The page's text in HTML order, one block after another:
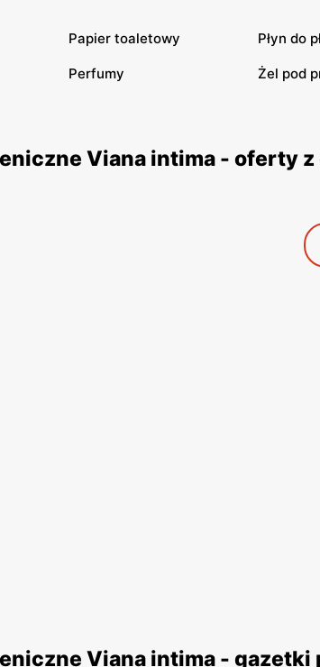
Papier toaletowy Płyn do
Perfumy Żel pod
Viana intima - oferty
Viana intima - gazetki